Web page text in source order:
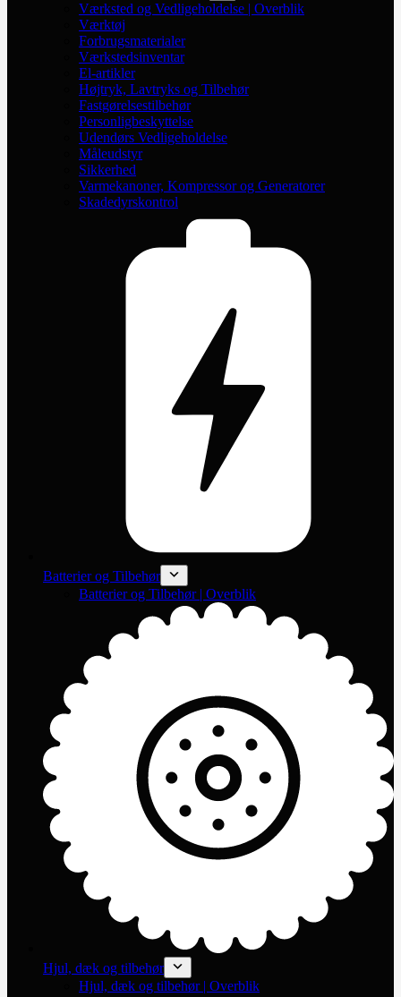
Værksted og Vedligeholdelse | Overblik
Værktøj
Forbrugsmaterialer
Værkstedsinventar
El-artikler
Højtryk, Lavtryks og Tilbehør
Fastgørelsestilbehør
Personligbeskyttelse
Udendørs Vedligeholdelse
Måleudstyr
Sikkerhed
Varmekanoner, Kompressor og Generatorer
Skadedyrskontrol
Batterier og Tilbehør
Batterier og Tilbehør | Overblik
Hjul, dæk og tilbehør
Hjul, dæk og tilbehør | Overblik